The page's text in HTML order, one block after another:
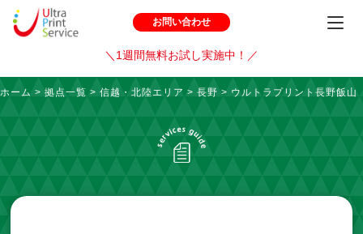
お問い合わせ
＼1週間無料お試し実施中！／
ホーム > 拠点一覧 > 信越・北陸エリア > 長野 > ウルトラプリント長野飯山